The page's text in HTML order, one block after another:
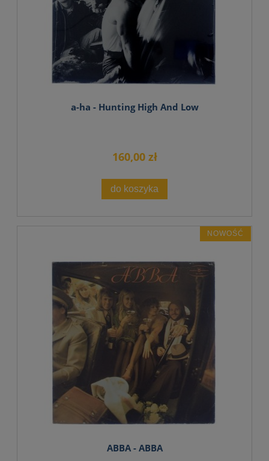
a-ha - Hunting High And Low
160,00 zł
do koszyka
ABBA - ABBA
NOWOŚĆ